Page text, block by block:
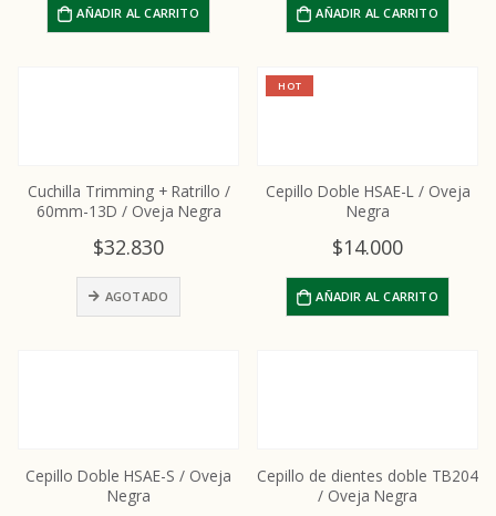
AÑADIR AL CARRITO AÑADIR AL CARRITO
Cuchilla Trimming + Ratrillo /
60mm-13D / Oveja Negra
$32.830
AGOTADO
HOT
Cepillo Doble HSAE-L / Oveja
Negra
$14.000
AÑADIR AL CARRITO
Cepillo Doble HSAE-S / Oveja
Negra
Cepillo de dientes doble TB204
/ Oveja Negra